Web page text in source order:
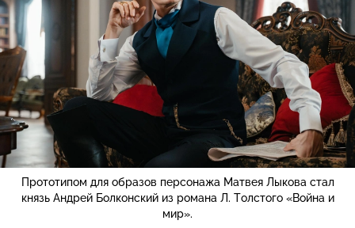
Прототипом для образов персонажа Матвея Лыкова стал
князь Андрей Болконский из романа Л. Толстого «Война и
мир».